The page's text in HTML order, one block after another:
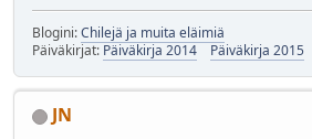
Blogini:Chilejä ja muita eläimiä
Päiväkirjat: Päiväkirja 2014 Päiväkirja 2015
JN